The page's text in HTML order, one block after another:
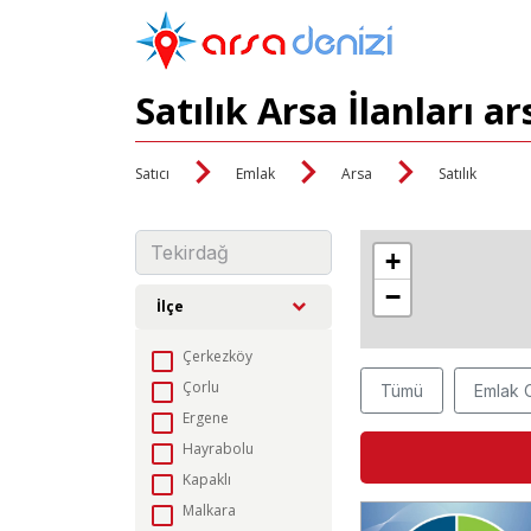
Satılık Arsa İlanları
Satıcı Emlak Arsa Satılık
İlçe
Çerkezköy
Çorlu
Ergene
Hayrabolu
Kapaklı
Malkara
+
−
Tümü Emlak